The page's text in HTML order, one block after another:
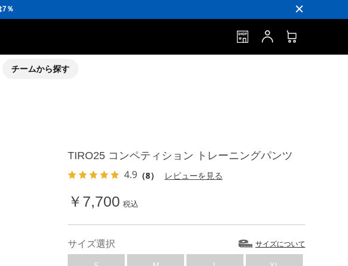
7％
プレゼント！
ント！
％
プレゼント！
チームから探す
TIRO25 コンペティション トレーニングパンツ
4.9 （8） レビューを見る
￥7,700 税込
サイズ選択 サイズについて